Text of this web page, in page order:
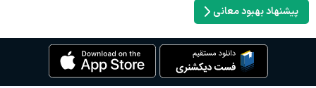
پیشنهاد بهبود معانی